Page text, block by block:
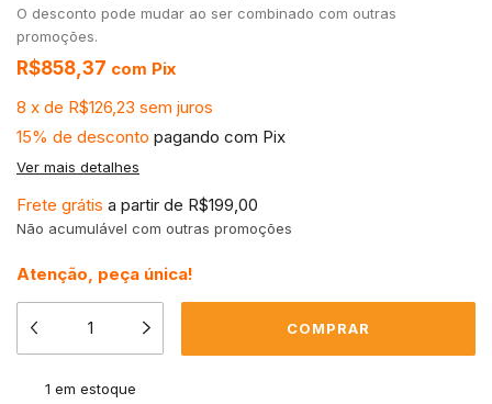
O desconto pode mudar ao ser combinado com outras
promoções.
R$858,37 com Pix
8 x de R$126,23 sem juros
15% de desconto pagando com Pix
Ver mais detalhes
Frete grátis a partir de R$199,00
Não acumulável com outras promoções
Atenção, peça única!
1 em estoque